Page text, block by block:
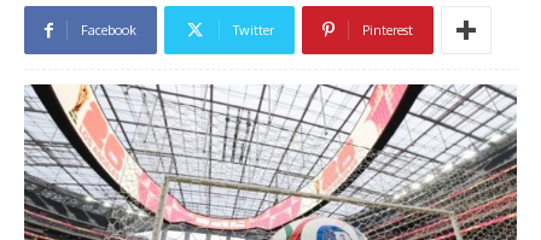
Facebook Twitter Pinterest